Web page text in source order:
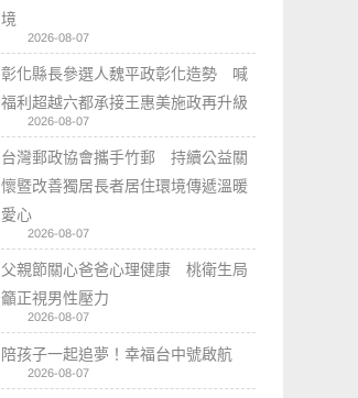
境
2026-08-07
彰化縣長參選人魏平政彰化造勢 喊
福利超越六都承接王惠美施政再升級
2026-08-07
台灣郵政協會攜手竹郵 持續公益關
懷暨改善獨居長者居住環境傳遞溫暖
愛心
2026-08-07
父親節關心爸爸心理健康 桃衛生局
籲正視男性壓力
2026-08-07
陪孩子一起追夢！幸福台中號啟航
2026-08-07